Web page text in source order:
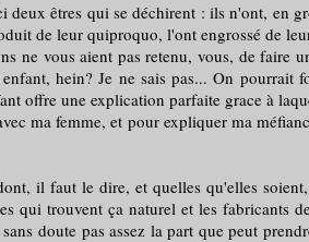
êtres qui se déchirent : ils n'ont, en
de leur quiproquo, l'ont engrossé de
vous aient pas retenu, vous, de faire
hein? Je ne sais pas... On
offre une explication parfaite grace à
ma femme, et pour expliquer ma
il faut le dire, et quelles qu'elles
qui trouvent ça naturel et les
doute pas assez la part que peut